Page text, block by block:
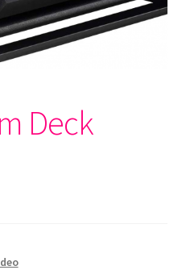
Deck